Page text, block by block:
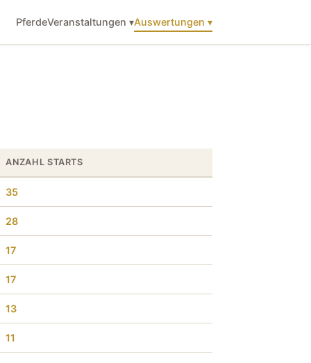
PferdeVeranstaltungen ▾Auswertungen ▾
ANZAHL STARTS
35
28
17
17
13
11